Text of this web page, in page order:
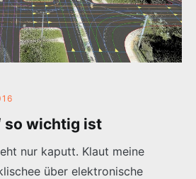
so wichtig ist
nur kaputt. Klaut meine
über elektronische